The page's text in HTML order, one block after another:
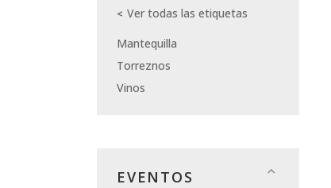
Ver todas las etiquetas
Mantequilla
Torreznos
Vinos
EVENTOS